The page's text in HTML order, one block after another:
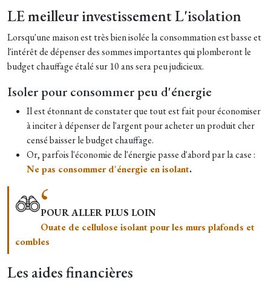
LE meilleur investissement L'isolation
Lorsqu'une maison est très bien isolée la consommation est basse et
l'intérêt de dépenser des sommes importantes qui plomberont le
budget chauffage étalé sur 10 ans sera peu judicieux.
Isoler pour consommer peu d'énergie
Il est étonnant de constater que tout est fait pour économiser
à inciter à dépenser de l'argent pour acheter un produit cher
censé baisser le budget chauffage.
Or, parfois l'économie de l'énergie passe d'abord par la case :
Ne pas consommer d'énergie en isolant.
POUR ALLER PLUS LOIN
Ouate de cellulose isolant pour les murs plafonds et
combles
Les aides financières